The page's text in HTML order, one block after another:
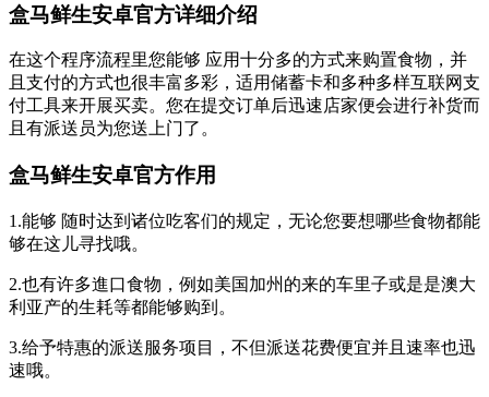
盒马鲜生安卓官方详细介绍
在这个程序流程里您能够 应用十分多的方式来购置食物，并
且支付的方式也很丰富多彩，适用储蓄卡和多种多样互联网支
付工具来开展买卖。您在提交订单后迅速店家便会进行补货而
且有派送员为您送上门了。
盒马鲜生安卓官方作用
1.能够 随时达到诸位吃客们的规定，无论您要想哪些食物都能
够在这儿寻找哦。
2.也有许多進口食物，例如美国加州的来的车里子或是是澳大
利亚产的生耗等都能够购到。
3.给予特惠的派送服务项目，不但派送花费便宜并且速率也迅
速哦。